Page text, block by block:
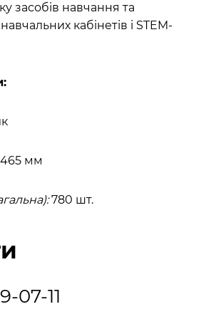
засобів навчання та
кабінетів і STEM-
мм
780 шт.
07-11